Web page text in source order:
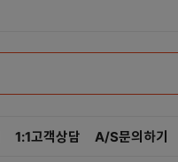
1:1고객상담 A/S문의하기